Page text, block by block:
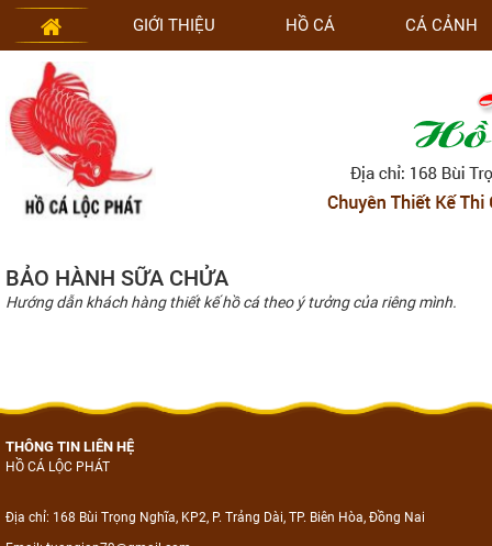
GIỚI THIỆU HỒ CÁ CÁ CẢNH
BẢO HÀNH SỮA CHỬA
Hướng dẫn khách hàng thiết kế hồ cá theo ý tưởng của riêng mình.
THÔNG TIN LIÊN HỆ
HỒ CÁ LỘC PHÁT
Địa chỉ: 168 Bùi Trọng Nghĩa, KP2, P. Trảng Dài, TP. Biên Hòa, Đồng Nai